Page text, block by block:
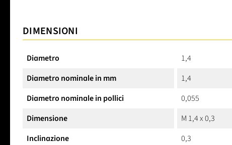
DIMENSIONI
Diametro
1,4
Diametro nominale in mm
1,4
Diametro nominale in pollici
0,055
Dimensione
M 1,4 x 0,3
Inclinazione
0,3